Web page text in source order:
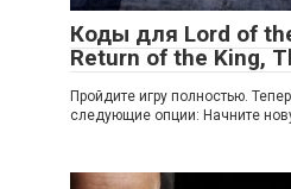
Коды для Lord of
Return of the King,
Пройдите игру полностью.
следующие опции: Начните